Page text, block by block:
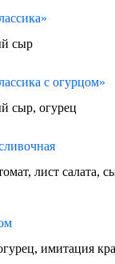
сыр
с огурцом»
сыр, огурец
лист салата,
имитация